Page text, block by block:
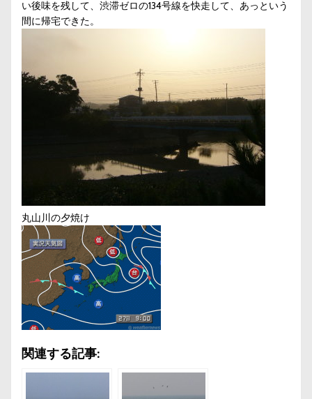
い後味を残して、渋滞ゼロの134号線を快走して、あっという
間に帰宅できた。
丸山川の夕焼け
関連する記事: